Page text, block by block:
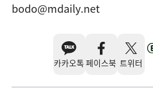
bodo@mdaily.net
카카오톡 페이스북 트위터